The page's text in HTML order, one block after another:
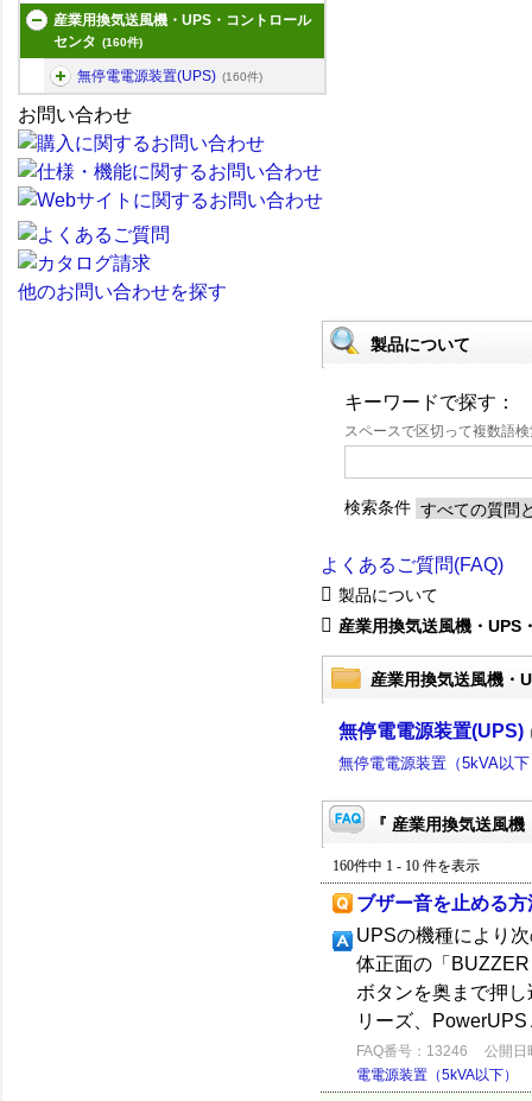
産業用換気送風機・UPS・コントロール
センタ (160件)
無停電電源装置(UPS) (160件)
お問い合わせ
他のお問い合わせを探す
製品について
キーワードで探す：
スペースで区切って複数語
検索条件
よくあるご質問(FAQ)
製品について
産業用換気送風機・UPS
産業用換気送風機・
無停電電源装置(UPS)
無停電電源装置（5kVA以
『 産業用換気送風
160件中 1 - 10 件を表示
ブザー音を止める方
UPSの機種により
体正面の「
ボタンを奥まで押
リーズ、
FAQ番号：13246
公開日
電電源装置（5kVA以下）